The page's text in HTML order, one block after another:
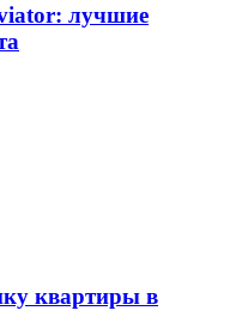
лучшие
квартиры в